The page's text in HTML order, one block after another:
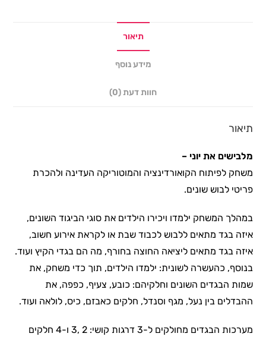
תיאור
מידע נוסף
חוות דעת (0)
תיאור
מלבישים את יוני –
משחק לפיתוח הקואורדינציה והמוטוריקה העדינה ולהכרת
פריטי לבוש שונים.
במהלך המשחק ילמדו ויכירו הילדים את סוגי הביגוד השונים,
איזה בגד מתאים ללבוש לכבוד שבת או לקראת אירוע חשוב,
איזה בגד מתאים ליציאה החוצה בחורף, מה הם בגדי הקיץ ועוד.
בנוסף, כהעשרה לשונית: ילמדו הילדים, תוך כדי משחק, את
שמות הבגדים השונים וחלקיהם: כובע, צעיף, כפפה, את
ההבדלים בין נעל, מגף וסנדל, חלקים כאבזם, כיס, לולאה ועוד.
מערכות הבגדים מחולקים ל-3 דרגות קושי: 2 ,3 ו-4 חלקים